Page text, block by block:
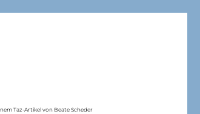
Taz-Artikel von Beate Scheder